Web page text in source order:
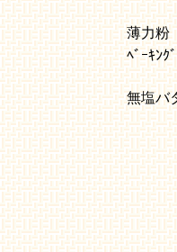
薄力粉
ﾍﾞｰｷﾝｸ
無塩バ